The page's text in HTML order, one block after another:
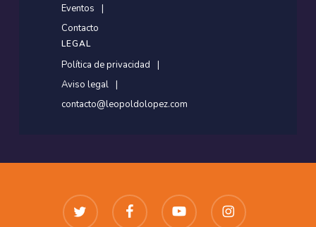
Eventos
Contacto
LEGAL
Política de privacidad
Aviso legal
contacto@leopoldolopez.com
twitter facebook youtube instagram